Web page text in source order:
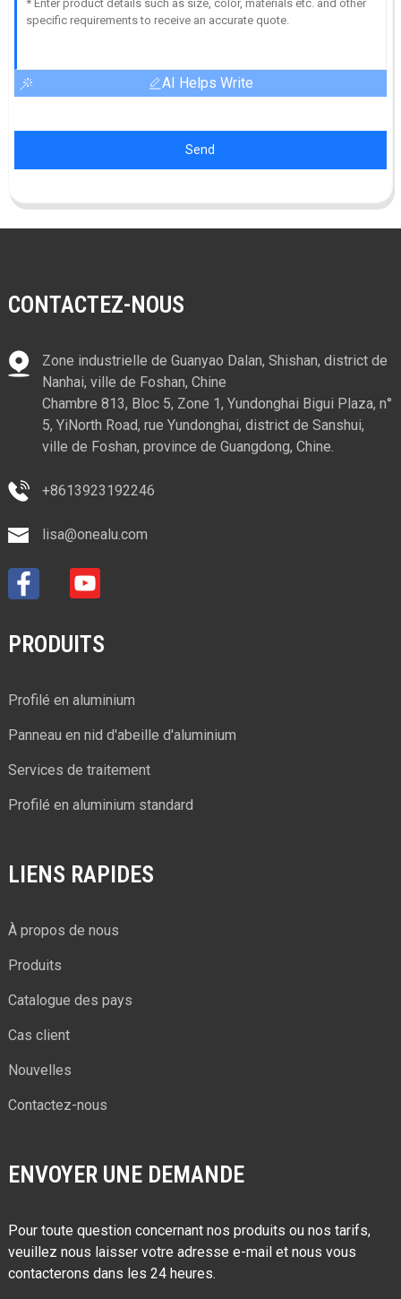
AI Helps Write
Send
CONTACTEZ-NOUS
Zone industrielle de Guanyao Dalan, Shishan, district de
Nanhai, ville de Foshan, Chine
Chambre 813, Bloc 5, Zone 1, Yundonghai Bigui Plaza, n°
5, YiNorth Road, rue Yundonghai, district de Sanshui,
ville de Foshan, province de Guangdong, Chine.
+8613923192246
lisa@onealu.com
PRODUITS
Profilé en aluminium
Panneau en nid d'abeille d'aluminium
Services de traitement
Profilé en aluminium standard
LIENS RAPIDES
À propos de nous
Produits
Catalogue des pays
Cas client
Nouvelles
Contactez-nous
ENVOYER UNE DEMANDE
Pour toute question concernant nos produits ou nos tarifs,
veuillez nous laisser votre adresse e-mail et nous vous
contacterons dans les 24 heures.